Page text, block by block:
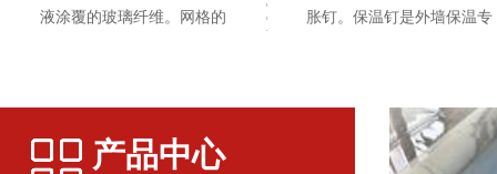
液涂覆的玻璃纤维。网格的
胀钉。保温钉是外墙保温专
产品中心